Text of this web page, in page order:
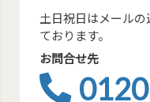
土日祝日はメール
ております。
お問合せ先